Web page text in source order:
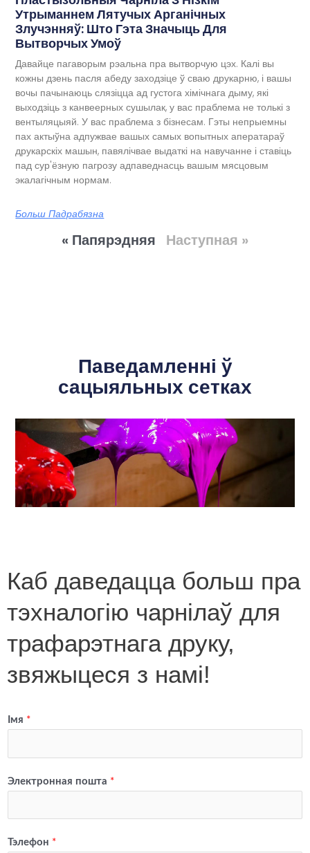
Утрыманнем Лятучых Арганічных
Злучэнняў: Што Гэта Значыць Для
Вытворчых Умоў
Давайце пагаворым рэальна пра вытворчую цэх. Калі вы
кожны дзень пасля абеду заходзіце ў сваю друкарню, і вашы
вочы пачынаюць слязіцца ад густога хімічнага дыму, які
выходзіць з канвеерных сушылак, у вас праблема не толькі з
вентыляцыяй. У вас праблема з бізнесам. Гэты непрыемны
пах актыўна адпужвае вашых самых вопытных аператараў
друкарскіх машын, павялічвае выдаткі на навучанне і ставіць
пад сур'ёзную пагрозу адпаведнасць вашым мясцовым
экалагічным нормам.
Больш Падрабязна
« Папярэдняя Наступная »
Паведамленні ў
сацыяльных сетках
Каб даведацца больш пра
тэхналогію чарнілаў для
трафарэтнага друку,
звяжыцеся з намі!
Імя *
Электронная пошта *
Тэлефон *